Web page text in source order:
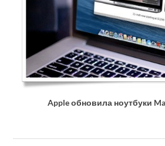
Apple обновила ноутбуки